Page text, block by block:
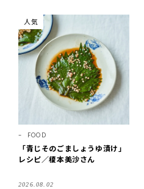
人気
FOOD
「青じそのごましょうゆ漬け」
レシピ／榎本美沙さん
2026.08.02